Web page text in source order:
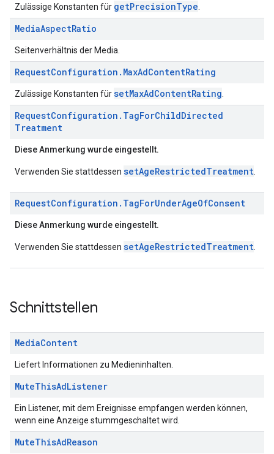
Zulässige Konstanten für getPrecisionType
MediaAspectRatio
Seitenverhältnis der Media.
RequestConfiguration . MaxAdContentRating
Zulässige Konstanten fürsetMaxAdContentRating
RequestConfiguration . TagForChildDirected
Treatment
Diese Anmerkung wurde eingestellt.
Verwenden Sie stattdessen setAgeRestrictedTreatment
RequestConfiguration . TagForUnderAgeOfConsent
Diese Anmerkung wurde eingestellt.
Verwenden Sie stattdessen setAgeRestrictedTreatment
Schnittstellen
MediaContent
Liefert Informationen zu Medieninhalten.
MuteThisAdListener
Ein Listener, mit dem Ereignisse empfangen werden können,
wenn eine Anzeige stummgeschaltet wird.
MuteThisAdReason